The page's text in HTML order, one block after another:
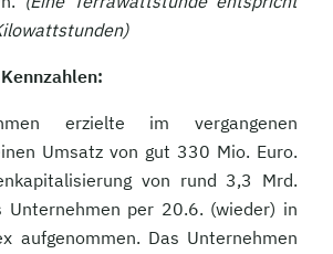
erzielte im vergangenen
Umsatz von gut 330 Mio. Euro.
von rund 3,3 Mrd.
Unternehmen per 20.6. (wieder) in
aufgenommen. Das Unternehmen